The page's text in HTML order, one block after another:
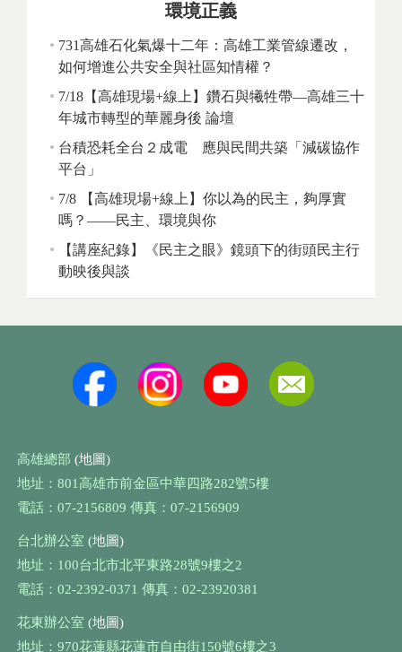
環境正義
731高雄石化氣爆十二年：高雄工業管線遷改，
如何增進公共安全與社區知情權？
7/18【高雄現場+線上】鑽石與犧牲帶—高雄三十
年城市轉型的華麗身後 論壇
台積恐耗全台２成電 應與民間共築「減碳協作
平台」
7/8 【高雄現場+線上】你以為的民主，夠厚實
嗎？——民主、環境與你
【講座紀錄】《民主之眼》鏡頭下的街頭民主行
動映後與談
高雄總部 (地圖)
地址：801高雄市前金區中華四路282號5樓
電話：07-2156809 傳真：07-2156909
台北辦公室 (地圖)
地址：100台北市北平東路28號9樓之2
電話：02-2392-0371 傳真：02-23920381
花東辦公室 (地圖)
地址：970花蓮縣花蓮市自由街150號6樓之3